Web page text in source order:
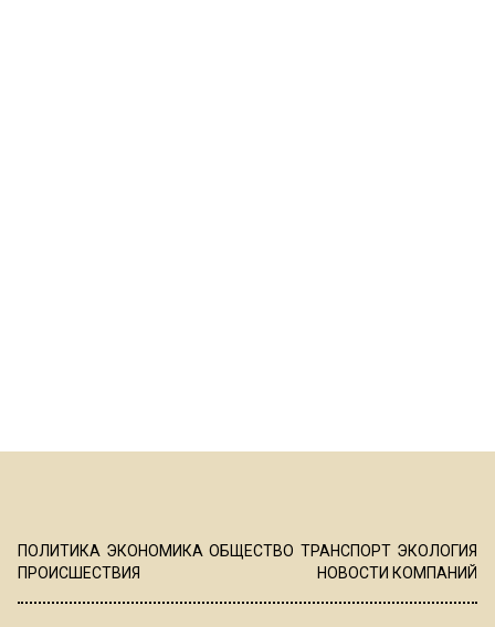
ПОЛИТИКА ЭКОНОМИКА ОБЩЕСТВО ТРАНСПОРТ ЭКОЛОГИЯ
ПРОИСШЕСТВИЯ
НОВОСТИ КОМПАНИЙ